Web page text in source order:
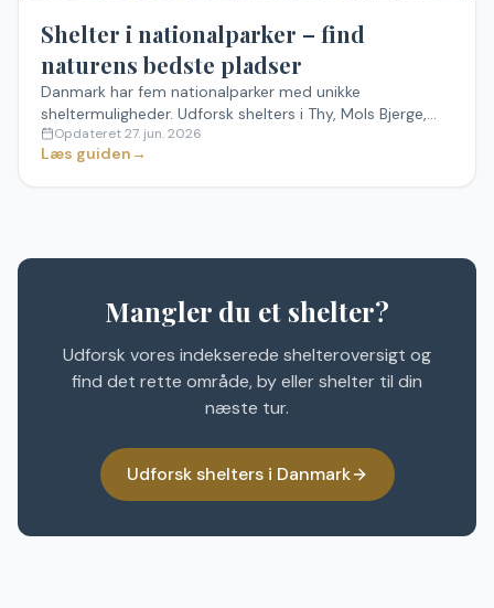
Shelter i nationalparker – find
naturens bedste pladser
Danmark har fem nationalparker med unikke
sheltermuligheder. Udforsk shelters i Thy, Mols Bjerge,
Vadehavet, Skjoldungernes Land og Kongernes
Nordsjaelland.
Opdateret27. jun. 2026
Læs guiden →
Mangler du et shelter?
Udforsk vores indekserede shelteroversigt og
find det rette område, by eller shelter til din
næste tur.
Udforsk shelters i Danmark